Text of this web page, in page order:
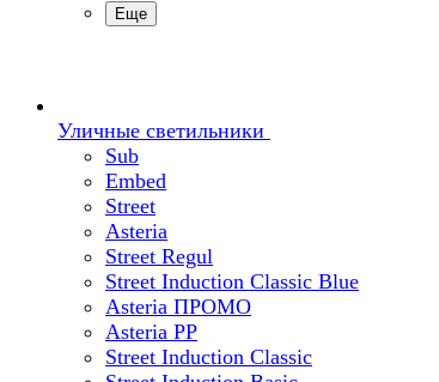
Еще
Уличные светильники
Sub
Embed
Street
Asteria
Street Regul
Street Induction Classic Blue
Asteria ПРОМО
Asteria PP
Street Induction Classic